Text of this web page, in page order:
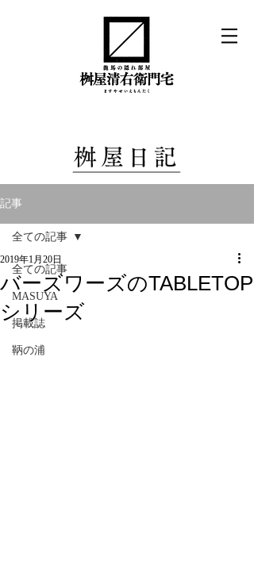
記事
全ての記事
MASUYA
掲載誌
鞆の浦
全ての記事
バーズワーズのTABLETOP
シリーズ
2019年1月20日